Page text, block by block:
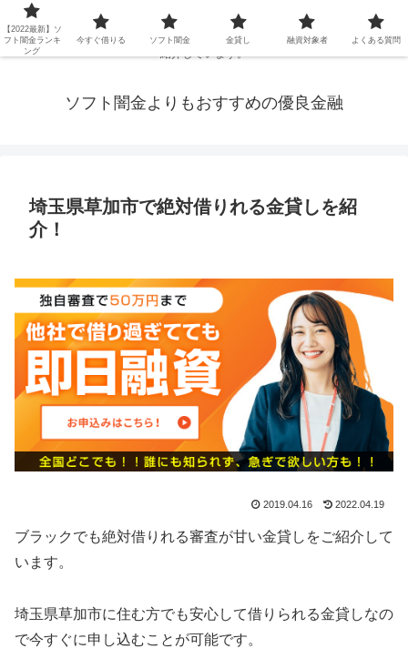
延滞ブラックや年金・生活保護・主婦・パート・派遣など消費者金融でお金を
借りられないブラックの方でも、即日融資で借りられる審査が甘い優良街金を
紹介しています。
ソフト闇金よりもおすすめの優良金融
埼玉県草加市で絶対借りれる金貸しを紹
介！
2019.04.16 2022.04.19
ブラックでも絶対借りれる審査が甘い金貸しをご紹介して
います。
埼玉県草加市に住む方でも安心して借りられる金貸しなの
で今すぐに申し込むことが可能です。
【2022最新】ソ
フト闇金ランキ
ング
今すぐ借りる ソフト闇金 金貸し 融資対象者 よくある質問